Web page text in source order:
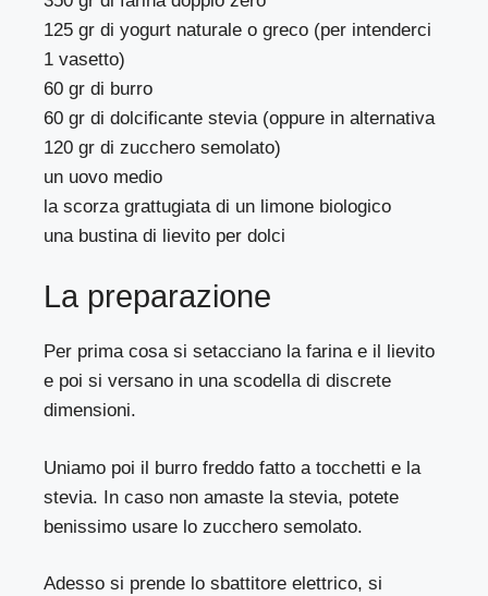
125 gr di yogurt naturale o greco (per intenderci
1 vasetto)
60 gr di burro
60 gr di dolcificante stevia (oppure in alternativa
120 gr di zucchero semolato)
un uovo medio
la scorza grattugiata di un limone biologico
una bustina di lievito per dolci
La preparazione
Per prima cosa si setacciano la farina e il lievito
e poi si versano in una scodella di discrete
dimensioni.
Uniamo poi il burro freddo fatto a tocchetti e la
stevia. In caso non amaste la stevia, potete
benissimo usare lo zucchero semolato.
Adesso si prende lo sbattitore elettrico, si